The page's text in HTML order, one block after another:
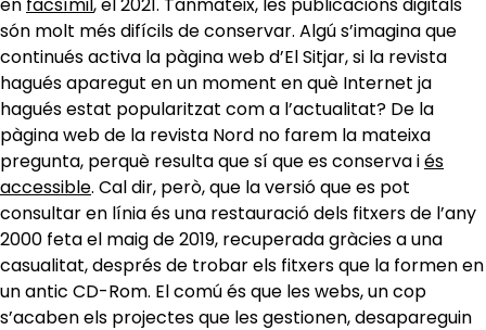
són molt més difícils de conservar. Algú s’imagina que
continués activa la pàgina web d’El Sitjar, si la revista
hagués aparegut en un moment en què Internet ja
hagués estat popularitzat com a l’actualitat? De la
pàgina web de la revista Nord no farem la mateixa
pregunta, perquè resulta que sí que es conserva iés
accessible. Cal dir, però, que la versió que es pot
consultar en línia és una restauració dels fitxers de l’any
2000 feta el maig de 2019, recuperada gràcies a una
casualitat, després de trobar els fitxers que la formen en
un antic CD-Rom. El comú és que les webs, un cop
s’acaben els projectes que les gestionen, desapareguin